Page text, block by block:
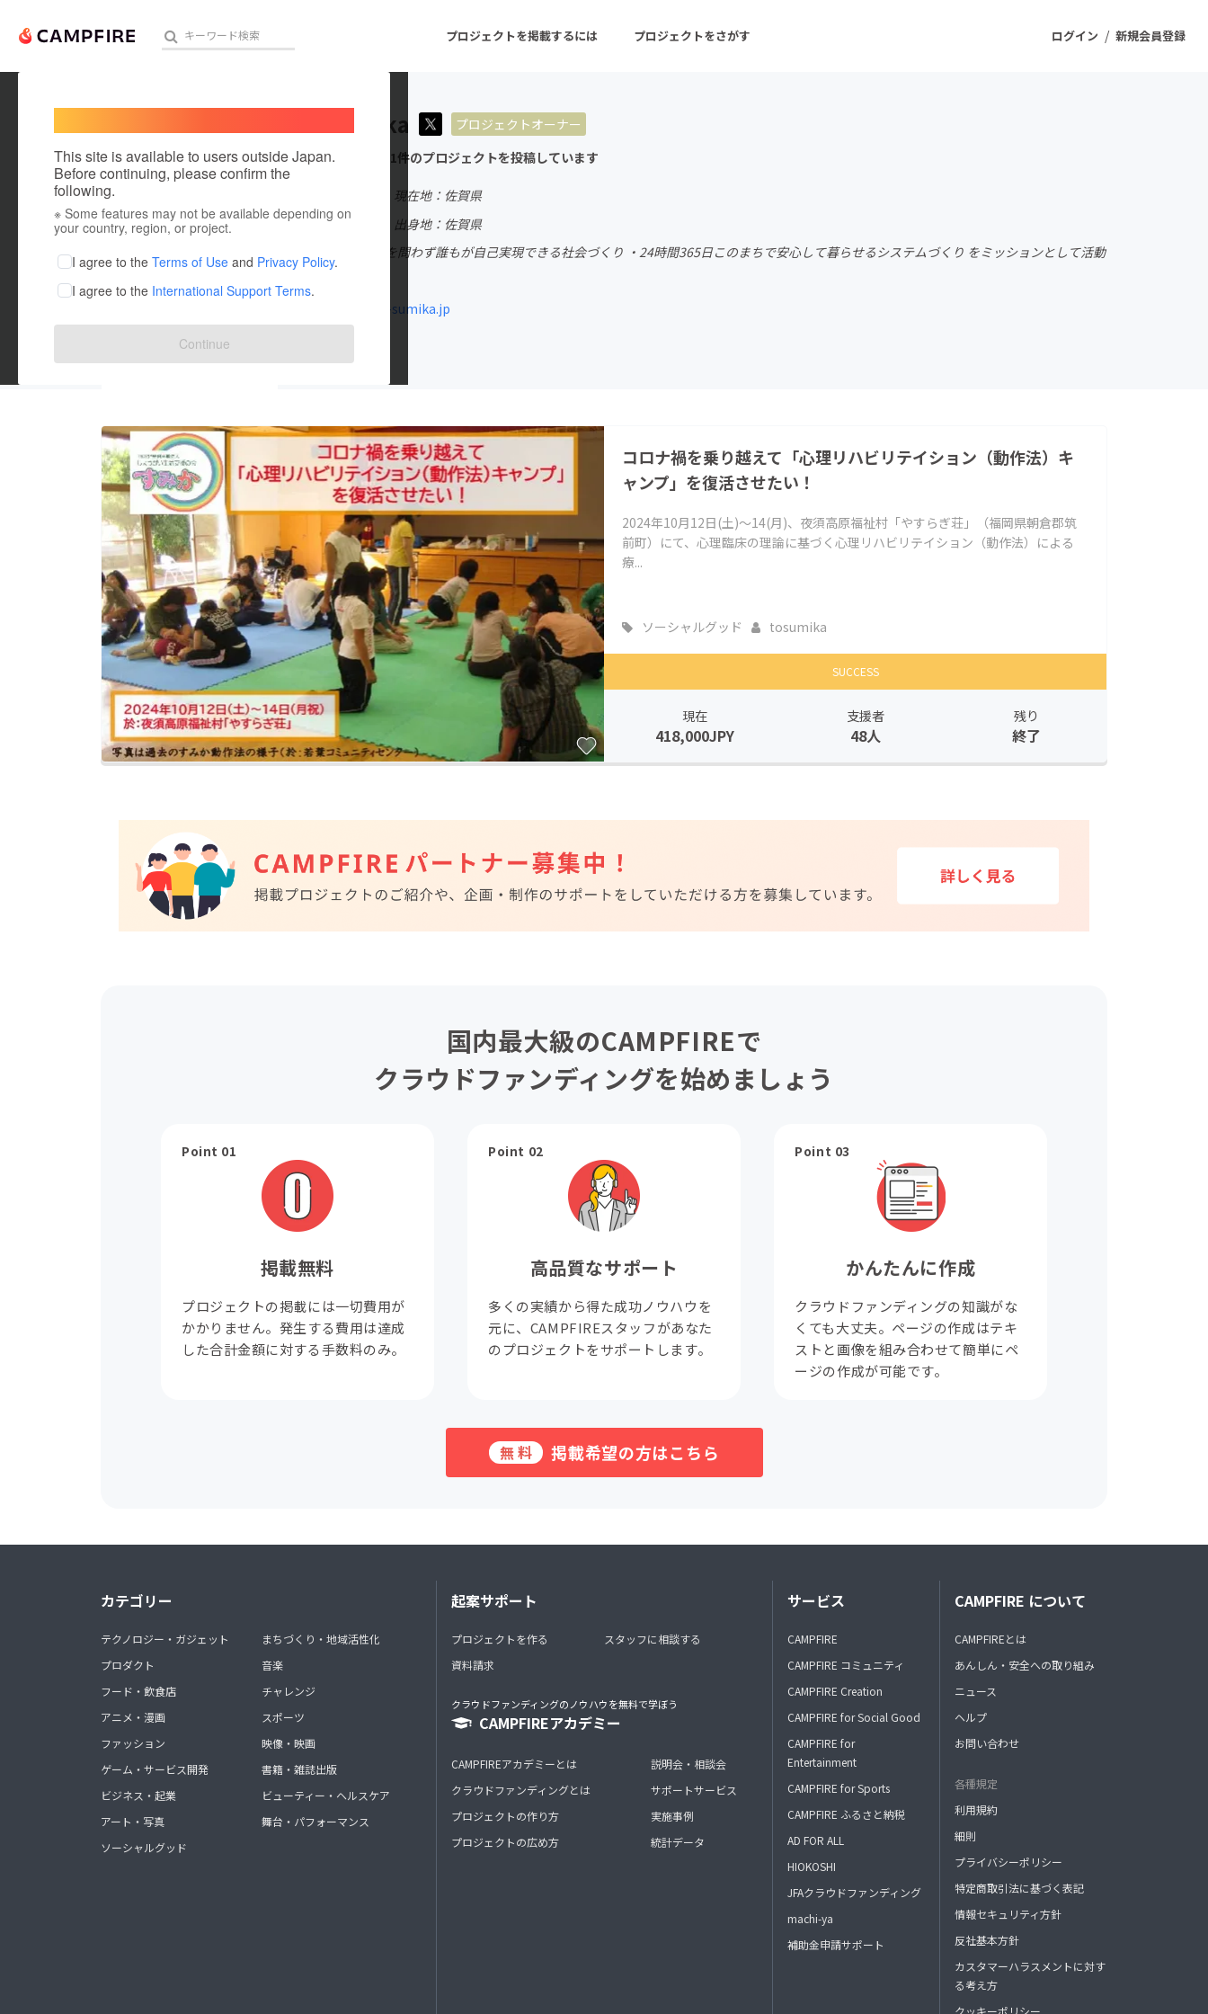
ログイン / 新規会員登録
プロジェクトを掲載するには プロジェクトをさがす
人気のプロジェクト 注目のリターン 注目の新着プロジェクト
アート・写真 音楽
テクノロジー・ガジェット
ゲーム・サービス開発 フード・飲食店
ファッション
映像・映画
ビジネス・起業
まちづくり・地域活性化
CAMPFIRE for Social Good
CAMPFIREふるさと納税
machi-ya コミュニティ
This site is available to users outside Japan.
Before continuing, please confirm the
following.
※ Some features may not be available depending on
your country, region, or project.
I agree to the Terms of Use and Privacy Policy.
I agree to the International Support Terms.
Continue
tosumika
プロジェクトオーナー
これまでに1件のプロジェクトを投稿しています
現在地：佐賀県
出身国：日本
出身地：佐賀県
・障害の有無を問わず誰もが自己実現できる社会づくり ・24時間365日このまちで安心して暮らせるシステムづくり をミッションとして活動
しています。
www.npo-sumika.jp
コロナ禍を乗り越えて「心理リハビリテイション（動作法）キ
ャンプ」を復活させたい！
2024年10月12日(土)～14(月)、夜須高原福祉村「やすらぎ荘」（福岡県朝倉郡筑
前町）にて、心理臨床の理論に基づく心理リハビリテイション（動作法）による
療...
ソーシャルグッド tosumika
SUCCESS
現在
418,000JPY
支援者
48人
残り
終了
国内最大級のCAMPFIREで
クラウドファンディングを始めましょう
Point 01
掲載無料
プロジェクトの掲載には一切費用が
かかりません。発生する費用は達成
した合計金額に対する手数料のみ。
Point 02
高品質なサポート
多くの実績から得た成功ノウハウを
元に、CAMPFIREスタッフがあなた
のプロジェクトをサポートします。
Point 03
かんたんに作成
クラウドファンディングの知識がな
くても大丈夫。ページの作成はテキ
ストと画像を組み合わせて簡単にペ
ージの作成が可能です。
無料 掲載希望の方はこちら
カテゴリー
テクノロジー・ガジェット
プロダクト
フード・飲食店
アニメ・漫画
ファッション
ゲーム・サービス開発
ビジネス・起業
アート・写真
ソーシャルグッド
まちづくり・地域活性化
音楽
チャレンジ
スポーツ
映像・映画
書籍・雑誌出版
ビューティー・ヘルスケア
舞台・パフォーマンス
起案サポート
プロジェクトを作る
資料請求
スタッフに相談する
クラウドファンディングのノウハウを無料で学ぼう
CAMPFIREアカデミー
CAMPFIREアカデミーとは
クラウドファンディングとは
プロジェクトの作り方
プロジェクトの広め方
説明会・相談会
サポートサービス
実施事例
統計データ
サービス
CAMPFIRE
CAMPFIRE コミュニティ
CAMPFIRE Creation
CAMPFIRE for Social Good
CAMPFIRE for
Entertainment
CAMPFIRE for Sports
CAMPFIRE ふるさと納税
AD FOR ALL
HIOKOSHI
JFAクラウドファンディング
machi-ya
補助金申請サポート
CAMPFIRE について
CAMPFIREとは
あんしん・安全への取り組み
ニュース
ヘルプ
お問い合わせ
各種規定
利用規約
細則
プライバシーポリシー
特定商取引法に基づく表記
情報セキュリティ方針
反社基本方針
カスタマーハラスメントに対す
る考え方
クッキーポリシー